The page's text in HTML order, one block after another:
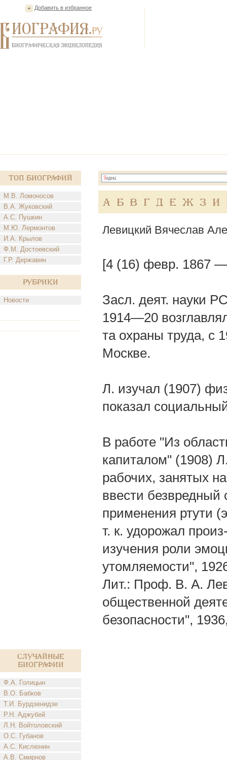
Добавить в избранное
Топ Биографий
М.В. Ломоносов
В.А. Жуковский
А.С. Пушкин
М.Ю. Лермонтов
И.А. Крылов
Ф.М. Достоевский
Г.Р. Державин
Рубрики
Новости
Случайные
биографии
Ф.А. Голицын
В.О. Бабков
Т.И. Бурдзенидзе
Р.Н. Аджубей
Л.Н. Войтоловский
О.С. Губанов
А.С. Кислюнин
А.В. Смирнов
А Б В Г Д Е Ж З И
Левицкий Вячеслав
[4 (16) февр. 1867 —
Засл. деят. науки
1914—20
та охраны труда, с
Москве.
Л. изучал (1907)
показал
В работе "Из
капиталом" (1908)
рабочих, занятых
ввести безвредный
применения ртути
т. к. удорожал
изучения роли
утомляемости",
Лит.: Проф. В. А.
общественной
безопасности",